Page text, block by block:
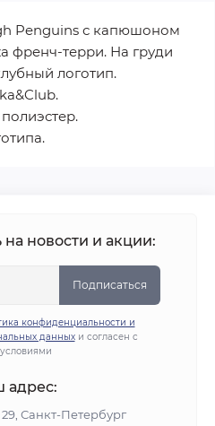
Penguins с капюшоном
френч-терри. На груди
логотип.
полиэстер.
новости и акции:
Подписаться
конфиденциальности и
данныхи согласен с
условиями
адрес:
Санкт-Петербург